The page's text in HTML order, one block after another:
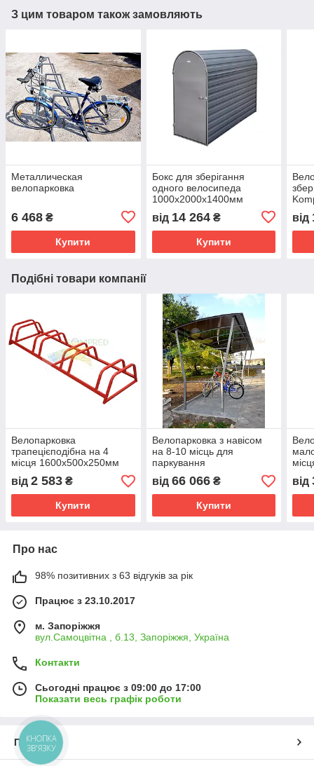
З цим товаром також замовляють
Металлическая
велопарковка
6 468 ₴
Купити
Бокс для зберігання
одного велосипеда
1000х2000х1400мм
від 14 264₴
Купити
від
Подібні товари компанії
Велопарковка
трапецієподібна на 4
місця 1600х500х250мм
цільнозварна червона
Kompred OL781
від 2 583 ₴
Купити
Велопарковка з навісом
на 8-10 місць для
паркування
6300х1900х2400мм
Kompred OL415/1
від 66 066₴
Купити
від
Про нас
98% позитивних з 63 відгуків за рік
Працює з 23.10.2017
м. Запоріжжя
вул.Самоцвітна , б.13, Запоріжжя, Україна
Контакти
Сьогодні працює з 09:00 до 17:00
Показати весь графік роботи
Про нас
КНОПКА
ЗВ'ЯЗКУ